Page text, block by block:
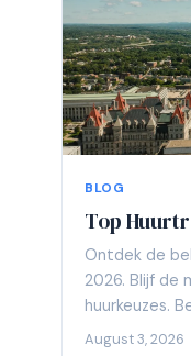
BLOG
Top
Ontdek de
2026. Blijf de
huurkeuzes.
August 3, 2026